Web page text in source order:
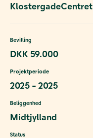
KlostergadeCentret
Bevilling
DKK 59.000
Projektperiode
2025 - 2025
Beliggenhed
Midtjylland
Status